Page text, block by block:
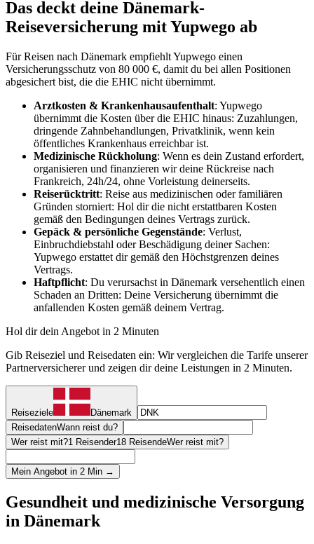
Das deckt deine Dänemark-
Reiseversicherung mit Yupwego ab
Für Reisen nach Dänemark empfiehlt Yupwego einen
Versicherungsschutz von 80 000 €, damit du bei allen Positionen
abgesichert bist, die die EHIC nicht übernimmt.
Arztkosten & Krankenhausaufenthalt: Yupwego
übernimmt die Kosten über die EHIC hinaus: Zuzahlungen,
dringende Zahnbehandlungen, Privatklinik, wenn kein
öffentliches Krankenhaus erreichbar ist.
Medizinische Rückholung: Wenn es dein Zustand erfordert,
organisieren und finanzieren wir deine Rückreise nach
Frankreich, 24h/24, ohne Vorleistung deinerseits.
Reiserücktritt: Reise aus medizinischen oder familiären
Gründen storniert: Hol dir die nicht erstattbaren Kosten
gemäß den Bedingungen deines Vertrags zurück.
Gepäck & persönliche Gegenstände: Verlust,
Einbruchdiebstahl oder Beschädigung deiner Sachen:
Yupwego erstattet dir gemäß den Höchstgrenzen deines
Vertrags.
Haftpflicht: Du verursachst in Dänemark versehentlich einen
Schaden an Dritten: Deine Versicherung übernimmt die
anfallenden Kosten gemäß deinem Vertrag.
Hol dir dein Angebot in 2 Minuten
Gib Reiseziel und Reisedaten ein: Wir vergleichen die Tarife unserer
Partnerversicherer und zeigen dir deine Leistungen in 2 Minuten.
Reiseziele
Dänemark
ReisedatenWann reist du?
Wer reist mit?1 Reisender18 ReisendeWer reist mit?
Mein Angebot in 2 Min →
Gesundheit und medizinische Versorgung
in Dänemark